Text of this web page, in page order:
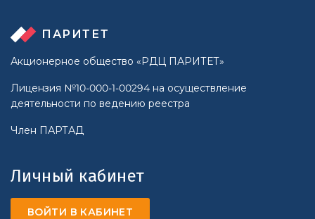
ПАРИТЕТ
Акционерное общество «РДЦ ПАРИТЕТ»
Лицензия №10-000-1-00294 на осуществление
деятельности по ведению реестра
Член ПАРТАД
Личный кабинет
ВОЙТИ В КАБИНЕТ